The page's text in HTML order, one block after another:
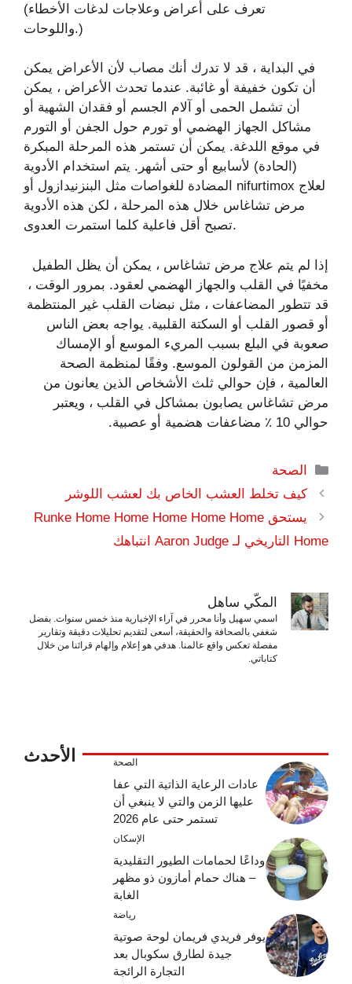
(تعرف على أعراض وعلاجات لدغات الأخطاء
واللوحات.)
في البداية ، قد لا تدرك أنك مصاب لأن الأعراض يمكن
أن تكون خفيفة أو غائبة. عندما تحدث الأعراض ، يمكن
أن تشمل الحمى أو آلام الجسم أو فقدان الشهية أو
مشاكل الجهاز الهضمي أو تورم حول الجفن أو التورم
في موقع اللدغة. يمكن أن تستمر هذه المرحلة المبكرة
(الحادة) لأسابيع أو حتى أشهر. يتم استخدام الأدوية
المضادة للغواصات مثل البنزنيدازول أو nifurtimox لعلاج
مرض تشاغاس خلال هذه المرحلة ، لكن هذه الأدوية
تصبح أقل فاعلية كلما استمرت العدوى.
إذا لم يتم علاج مرض تشاغاس ، يمكن أن يظل الطفيل
مخفيًا في القلب والجهاز الهضمي لعقود. بمرور الوقت ،
قد تتطور المضاعفات ، مثل نبضات القلب غير المنتظمة
أو قصور القلب أو السكتة القلبية. يواجه بعض الناس
صعوبة في البلع بسبب المريء الموسع أو الإمساك
المزمن من القولون الموسع. وفقًا لمنظمة الصحة
العالمية ، فإن حوالي ثلث الأشخاص الذين يعانون من
مرض تشاغاس يصابون بمشاكل في القلب ، ويعتبر
حوالي 10 ٪ مضاعفات هضمية أو عصبية.
التصنيفات
الصحة
كيف تخلط العشب الخاص بك لعشب اللوشر
يستحق Runke Home Home Home Home Home
Home التاريخي لـ Aaron Judge انتباهك
المكّي ساهل
اسمي سهيل وأنا محرر في آراء الإخبارية منذ خمس سنوات. بفضل
شغفي بالصحافة والحقيقة، أسعى لتقديم تحليلات دقيقة وتقارير
مفصلة تعكس واقع عالمنا. هدفي هو إعلام وإلهام قرائنا من خلال
كتاباتي.
الأحدث الصحة
عادات الرعاية الذاتية التي عفا
عليها الزمن والتي لا ينبغي أن
تستمر حتى عام 2026
الإسكان
وداعًا لحمامات الطيور التقليدية
– هناك حمام أمازون ذو مظهر
الغابة
رياضة
يوفر فريدي فريمان لوحة صوتية
جيدة لطارق سكوبال بعد
التجارة الرائجة